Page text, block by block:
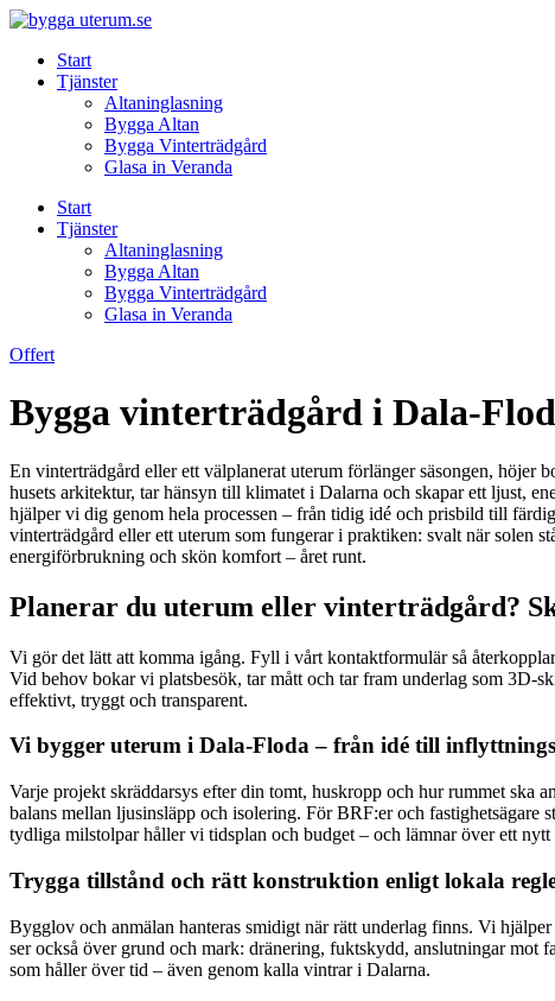
Skip
contentStart
Tjänster
Altaninglasning
Bygga Altan
Bygga Vinterträdgård
Glasa in Veranda
Start
Tjänster
Altaninglasning
Bygga Altan
Bygga Vinterträdgård
Glasa in Veranda
Offert
Bygga vinterträdgård i Dala-
En vinterträdgård eller ett välplanerat uterum förlänger säsongen, höjer
husets arkitektur, tar hänsyn till klimatet i Dalarna och skapar ett ljust,
hjälper vi dig genom hela processen – från tidig idé och prisbild till
vinterträdgård eller ett uterum som fungerar i praktiken: svalt när solen
energiförbrukning och skön komfort – året runt.
Planerar du uterum eller vinterträdgård?
Vi gör det lätt att komma igång. Fyll i vårt kontaktformulär så
Vid behov bokar vi platsbesök, tar mått och tar fram underlag som 3D-
effektivt, tryggt och transparent.
Vi bygger uterum i Dala-Floda – från idé till
Varje projekt skräddarsys efter din tomt, huskropp och hur rummet ska
balans mellan ljusinsläpp och isolering. För BRF:er och fastighetsägare
tydliga milstolpar håller vi tidsplan och budget – och lämnar över ett
Trygga tillstånd och rätt konstruktion enligt lokala
Bygglov och anmälan hanteras smidigt när rätt underlag finns. Vi
ser också över grund och mark: dränering, fuktskydd, anslutningar mot
som håller över tid – även genom kalla vintrar i Dalarna.